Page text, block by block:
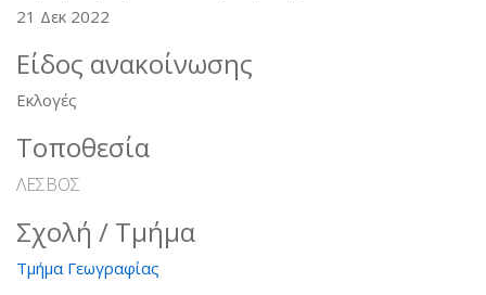
21 Δεκ 2022
Είδος ανακοίνωσης
Εκλογές
Τοποθεσία
ΛΕΣΒΟΣ
Σχολή / Τμήμα
Τμήμα Γεωγραφίας